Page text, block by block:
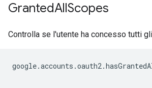
GrantedAllScopes
Controlla se l'utente ha concesso tutti
google.accounts .oauth2.